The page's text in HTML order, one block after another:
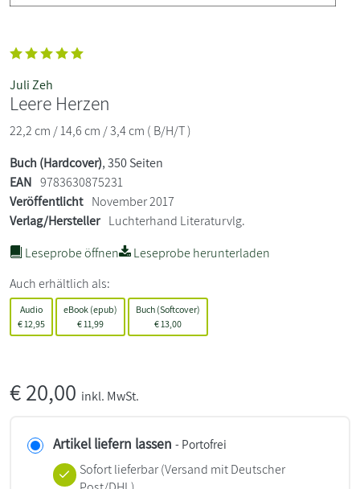
Juli Zeh
Leere Herzen
22,2 cm / 14,6 cm / 3,4 cm ( B/H/T )
Buch (Hardcover), 350 Seiten
EAN 9783630875231
Veröffentlicht November 2017
Verlag/Hersteller Luchterhand Literaturvlg.
Leseprobe öffnen
Leseprobe herunterladen
Auch erhältlich als:
Audio
€ 12,95
eBook (epub)
€ 11,99
Buch (Softcover)
€ 13,00
€20,00 inkl. MwSt.
Artikel liefern lassen - Portofrei
Sofort lieferbar(Versand mit Deutscher